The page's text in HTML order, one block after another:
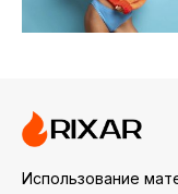
Использование